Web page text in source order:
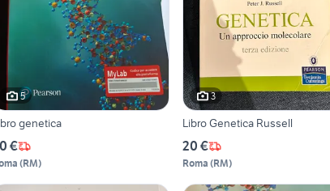
5
genetica
€
(RM)
3
Libro Genetica Russell
20 €
Roma (RM)